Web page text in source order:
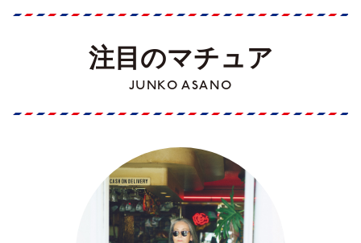
注目のマチュア
JUNKO ASANO